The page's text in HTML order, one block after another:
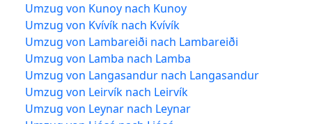
Umzug von Kunoy nach Kunoy
Umzug von Kvívík nach Kvívík
Umzug von Lambareiði nach Lambareiði
Umzug von Lamba nach Lamba
Umzug von Langasandur nach Langasandur
Umzug von Leirvík nach Leirvík
Umzug von Leynar nach Leynar